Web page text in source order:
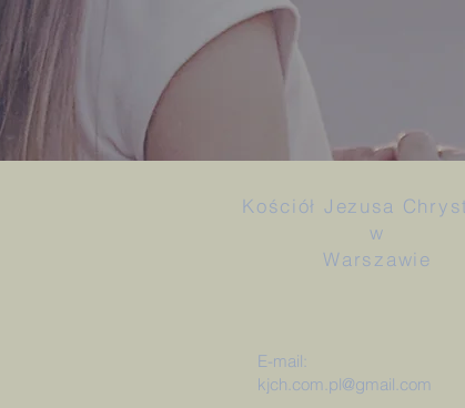
Kościół Jezusa
w
Warszawie
E-mail:
kjch.com.pl@gmail.com